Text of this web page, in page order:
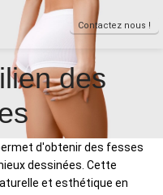
Contactez nous !
des
d'obtenir des fesses
dessinées. Cette
et esthétique en